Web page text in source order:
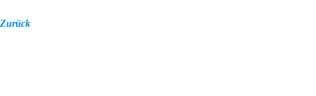
Zurück